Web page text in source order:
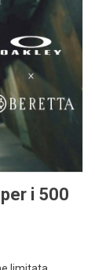
i 500